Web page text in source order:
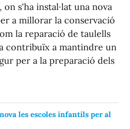
s'ha instal·lat una nova
a millorar la conservació
la reparació de taulells
contribuïx a mantindre un
per a la preparació dels
les escoles infantils per al